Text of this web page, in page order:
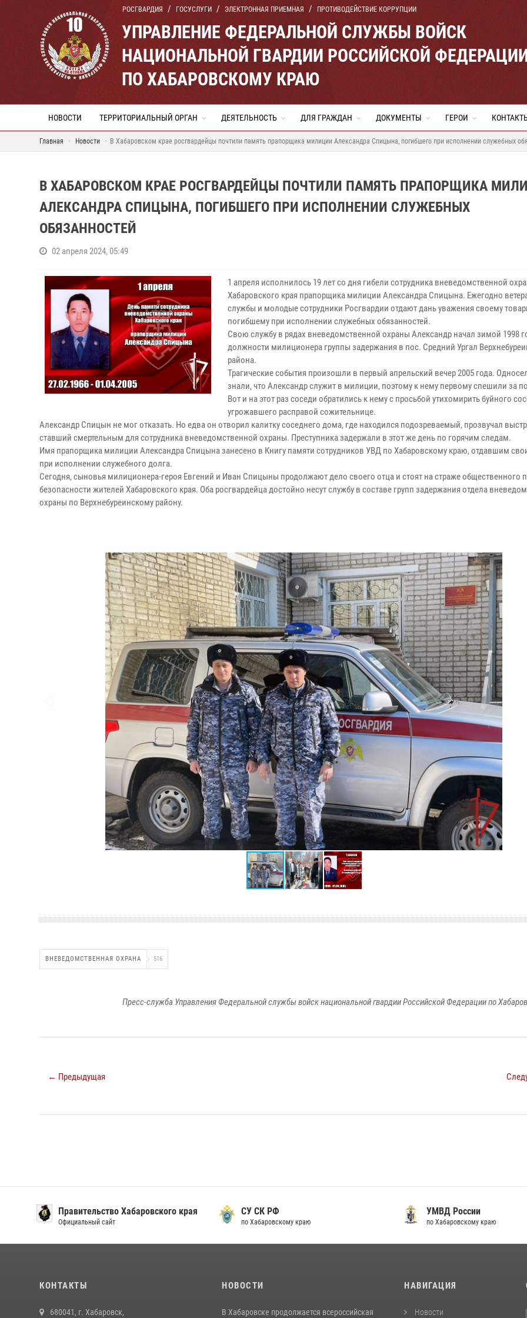
РОСГВАРДИЯ ГОСУСЛУГИ ЭЛЕКТРОННАЯ ПРИЕМНАЯ ПРОТИВОДЕЙСТВИЕ КОРРУПЦИИ
УПРАВЛЕНИЕ ФЕДЕРАЛЬНОЙ СЛУЖБЫ ВОЙСК
НАЦИОНАЛЬНОЙ ГВАРДИИ РОССИЙСКОЙ
ПО ХАБАРОВСКОМУ КРАЮ
НОВОСТИ ТЕРРИТОРИАЛЬНЫЙ ОРГАН ДЕЯТЕЛЬНОСТЬ ДЛЯ ГРАЖДАН ДОКУМЕНТЫ ГЕРОИ
Главная Новости В Хабаровском крае росгвардейцы почтили память прапорщика милиции Александра Спицына, погибшего при исполнении служебных
В ХАБАРОВСКОМ КРАЕ РОСГВАРДЕЙЦЫ ПОЧТИЛИ ПАМЯТЬ ПРАПОРЩИКА
АЛЕКСАНДРА СПИЦЫНА, ПОГИБШЕГО ПРИ ИСПОЛНЕНИИ СЛУЖЕБНЫХ
ОБЯЗАННОСТЕЙ
02 апреля 2024, 05:49
1 апреля исполнилось 19 лет со дня гибели сотрудника вневедомственной
Хабаровского края прапорщика милиции Александра Спицына. Ежегодно
службы и молодые сотрудники Росгвардии отдают дань уважения своему
погибшему при исполнении служебных обязанностей.
Свою службу в рядах вневедомственной охраны Александр начал зимой 1998
должности милиционера группы задержания в пос. Средний Ургал
района.
Трагические события произошли в первый апрельский вечер 2005 года.
знали, что Александр служит в милиции, поэтому к нему первому спешили за
Вот и на этот раз соседи обратились к нему с просьбой утихомирить буйного
угрожавшего расправой сожительнице.
Александр Спицын не мог отказать. Но едва он отворил калитку соседнего дома, где находился подозреваемый, прозвучал
ставший смертельным для сотрудника вневедомственной охраны. Преступника задержали в этот же день по горячим следам.
Имя прапорщика милиции Александра Спицына занесено в Книгу памяти сотрудников УВД по Хабаровскому краю, отдавшим
при исполнении служебного долга.
Сегодня, сыновья милиционера-героя Евгений и Иван Спицыны продолжают дело своего отца и стоят на страже общественного
безопасности жителей Хабаровского края. Оба росгвардейца достойно несут службу в составе групп задержания отдела
охраны по Верхнебуреинскому району.
ВНЕВЕДОМСТВЕННАЯ ОХРАНА 516
Пресс-служба Управления Федеральной службы войск национальной гвардии Российской Федерации по
← Предыдущая
Правительство Хабаровского края
Официальный сайт
СУ СК РФ
по Хабаровскому краю
УМВД России
по Хабаровскому краю
КОНТАКТЫ
680041, г. Хабаровск,
НОВОСТИ
В Хабаровске продолжается всероссийская
НАВИГАЦИЯ
Новости